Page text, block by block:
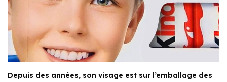
Depuis des années, son visage est sur l’emballage des